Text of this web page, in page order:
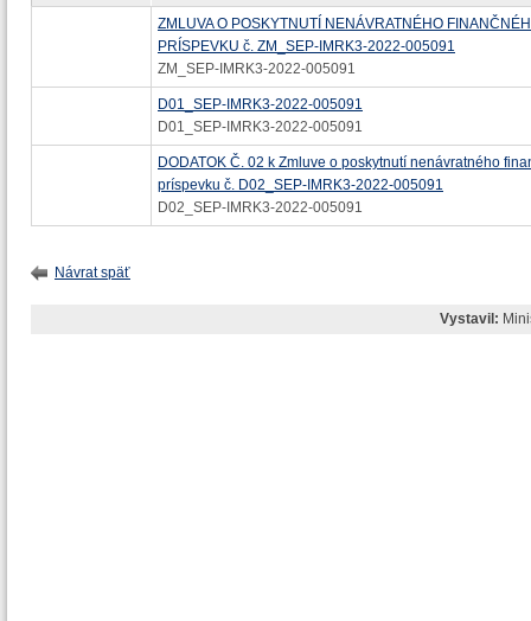
ZMLUVA O POSKYTNUTÍ NENÁVRATNÉHO
PRÍSPEVKU č. ZM_SEP-IMRK3-2022-005091
ZM_SEP-IMRK3-2022-005091
D01_SEP-IMRK3-2022-005091
D01_SEP-IMRK3-2022-005091
DODATOK Č. 02 k Zmluve o poskytnutí nenávratného
príspevku č. D02_SEP-IMRK3-2022-005091
D02_SEP-IMRK3-2022-005091
Návrat späť
Vystavil: